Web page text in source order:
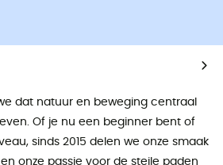
dat natuur en beweging centraal
Of je nu een beginner bent of
sinds 2015 delen we onze smaak
onze passie voor de steile paden